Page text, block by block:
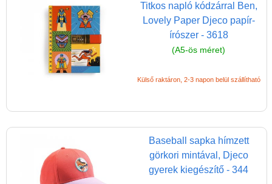
Titkos napló kódzárral Ben,
Lovely Paper Djeco papír-
írószer - 3618
(A5-ös méret)
Külső raktáron, 2-3 napon belül szállítható
Baseball sapka hímzett
görkori mintával, Djeco
gyerek kiegészítő - 344
(baba,autó,konyha,épület,..)
Tanulást segítő játék
Társasjáték
Ügyességi játékok